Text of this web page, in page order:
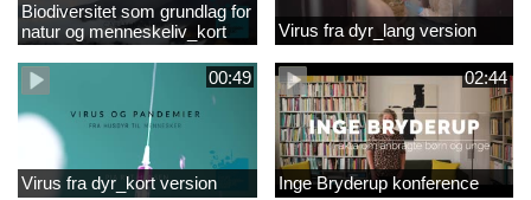
Biodiversitet som grundlag for
natur og menneskeliv_kort
version
Virus fra dyr_lang version
00:49
Virus fra dyr_kort version
02:44
Inge Bryderup konference